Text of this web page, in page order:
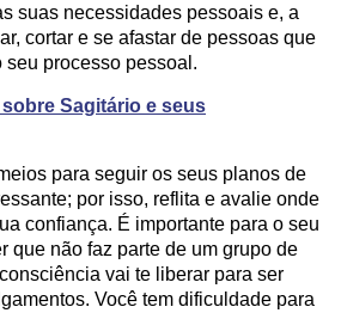
suas necessidades pessoais e, a
cortar e se afastar de pessoas que
processo pessoal.
Sagitário e seus
para seguir os seus planos de
por isso, reflita e avalie onde
confiança. É importante para o seu
que não faz parte de um grupo de
vai te liberar para ser
Você tem dificuldade para